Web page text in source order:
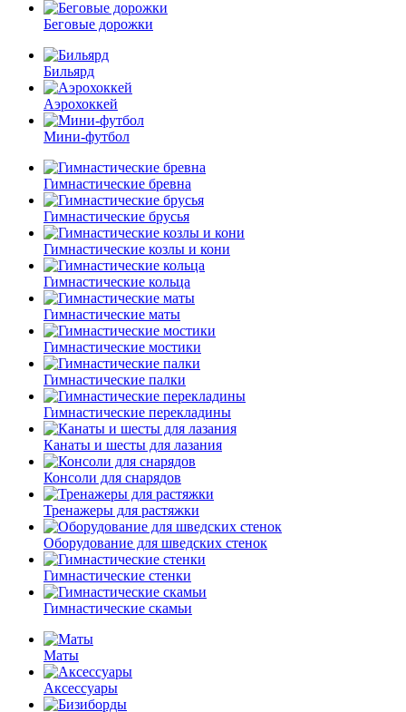
Беговые дорожки
Бильярд
Аэрохоккей
Мини-футбол
Гимнастические бревна
Гимнастические брусья
Гимнастические козлы и кони
Гимнастические кольца
Гимнастические маты
Гимнастические мостики
Гимнастические палки
Гимнастические перекладины
Канаты и шесты для лазания
Консоли для снарядов
Тренажеры для растяжки
Оборудование для шведских стенок
Гимнастические стенки
Гимнастические скамьи
Маты
Аксессуары